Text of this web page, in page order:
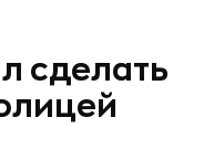
сделать